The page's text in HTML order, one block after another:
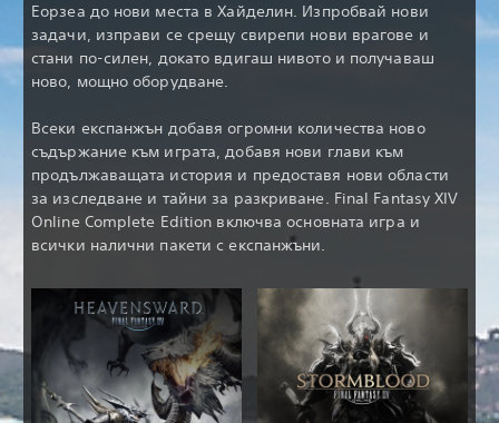
Еорзеа до нови места в Хайделин. Изпробвай нови
задачи, изправи се срещу свирепи нови врагове и
стани по-силен, докато вдигаш нивото и получаваш
ново, мощно оборудване.
Всеки експанжън добавя огромни количества ново
съдържание към играта, добавя нови глави към
продължаващата история и предоставя нови области
за изследване и тайни за разкриване. Final Fantasy XIV
Online Complete Edition включва основната игра и
всички налични пакети с експанжъни.